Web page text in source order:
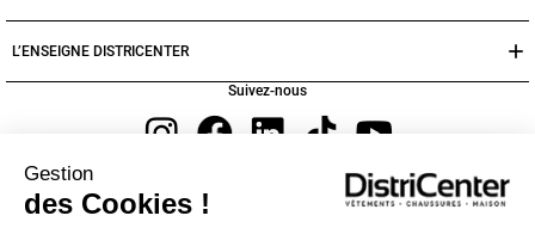
Gestion
des Cookies !
L’ENSEIGNE DISTRICENTER
Suivez-nous